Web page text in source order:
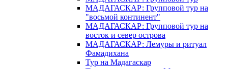
МАДАГАСКАР: Групповой тур на
"восьмой континент"
МАДАГАСКАР: Групповой тур на
восток и север острова
МАДАГАСКАР: Лемуры и ритуал
Фамадихана
Тур на Мадагаскар